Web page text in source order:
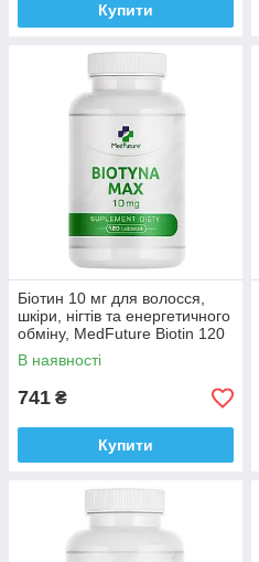
Купити
Біотин 10 мг для волосся,
шкіри, нігтів та енергетичного
обміну, MedFuture Biotin 120
таблеток Доставка з ЄС
В наявності
741 ₴
Купити